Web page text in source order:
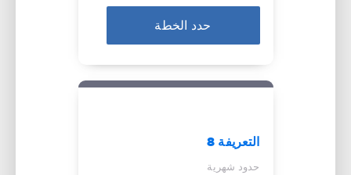
حدد الخطة
التعريفة 8
حدود شهرية